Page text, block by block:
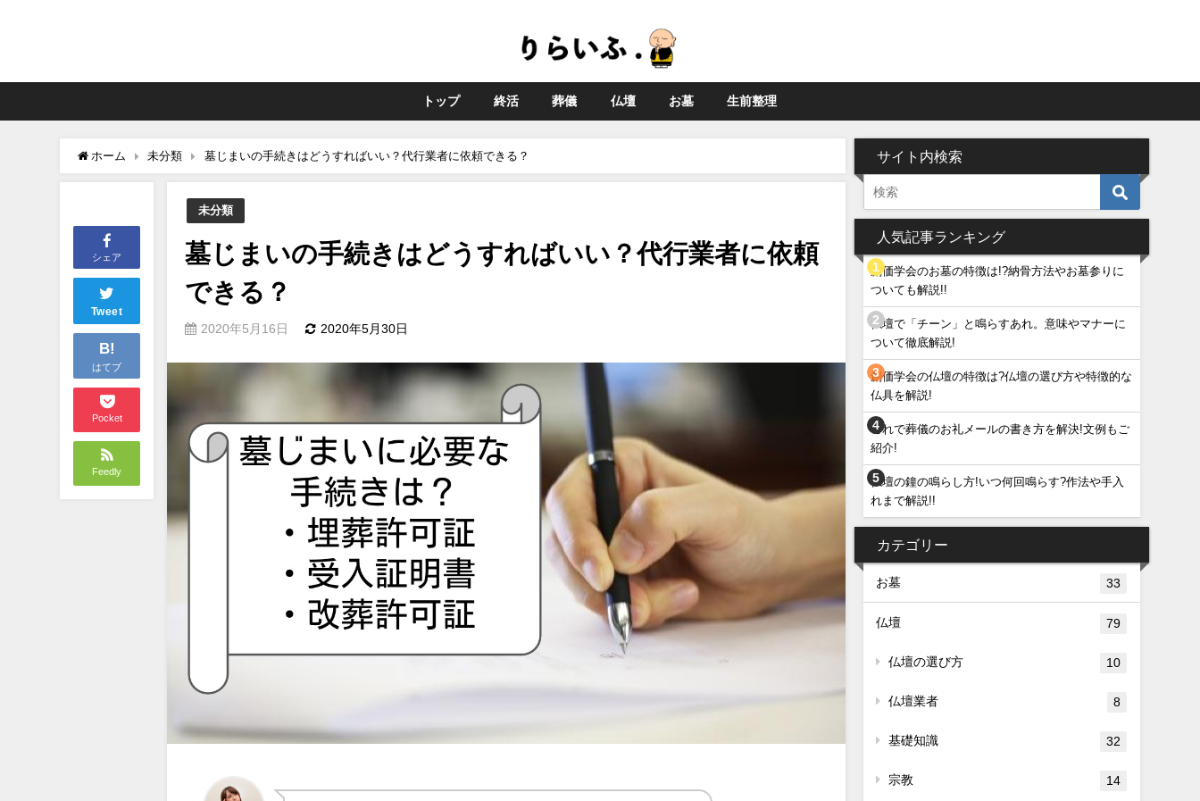
トップ 終活 葬儀 仏壇 お墓 生前整理
ホーム 未分類 墓じまいの手続きはどうすればいい？代行業者に依頼できる？
シェア
Tweet
B!
はてブ
Pocket
Feedly
未分類
墓じまいの手続きはどうすればいい？代行業者に依頼
できる？
2020年5月16日 2020年5月30日
サイト内検索
人気記事ランキング
創価学会のお墓の特徴は!?納骨方法やお墓参りに
ついても解説!!
仏壇で「チーン」と鳴らすあれ。意味やマナーに
ついて徹底解説!
創価学会の仏壇の特徴は?仏壇の選び方や特徴的な
仏具を解説!
これで葬儀のお礼メールの書き方を解決!文例もご
紹介!
仏壇の鐘の鳴らし方!いつ何回鳴らす?作法や手入
れまで解説!!
カテゴリー
お墓 33
仏壇 79
仏壇の選び方 10
仏壇業者 8
基礎知識 32
宗教 14